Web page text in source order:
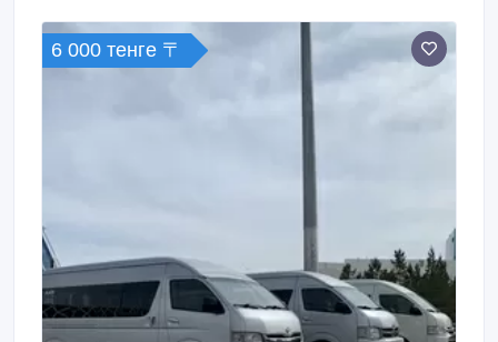
встречи с роддома.
6 000 тенге 〒